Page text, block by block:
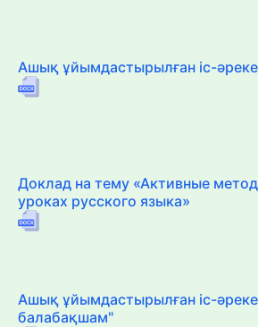
Ашық ұйымдастырылған іс-
Доклад на тему «Активные
уроках русского языка»
Ашық ұйымдастырылған іс-
балабақшам"